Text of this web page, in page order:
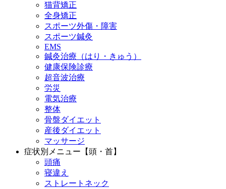
猫背矯正
全身矯正
スポーツ外傷・障害
スポーツ鍼灸
EMS
鍼灸治療（はり・きゅう）
健康保険診療
超音波治療
労災
電気治療
整体
骨盤ダイエット
産後ダイエット
マッサージ
症状別メニュー【頭・首】
頭痛
寝違え
ストレートネック